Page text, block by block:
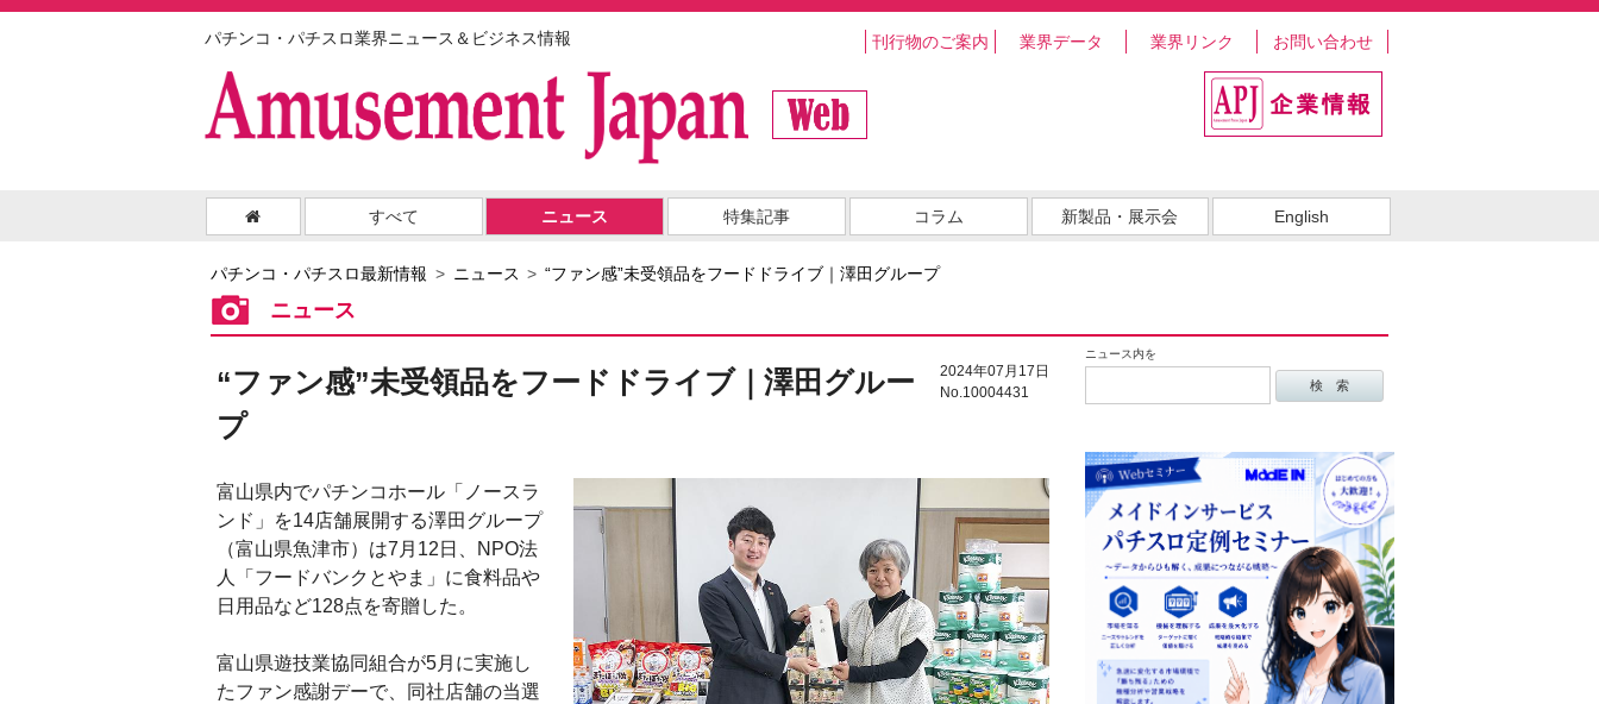
パチンコ・パチスロ業界ニュース＆ビジネス情報 刊行物のご案内 業界データ 業界リンク お問い合わせ
すべて ニュース 特集記事 コラム 新製品・展示会 English
パチンコ・パチスロ最新情報 ニュース “ファン感”未受領品をフードドライブ｜澤田グループ
ニュース
ニュース内を
2024年07月17日
No.10004431
“ファン感”未受領品をフードドライブ｜澤田グルー
プ
富山県内でパチンコホール「ノースラ
ンド」を14店舗展開する澤田グループ
（富山県魚津市）は7月12日、NPO法
人「フードバンクとやま」に食料品や
日用品など128点を寄贈した。
富山県遊技業協同組合が5月に実施し
たファン感謝デーで、同社店舗の当選